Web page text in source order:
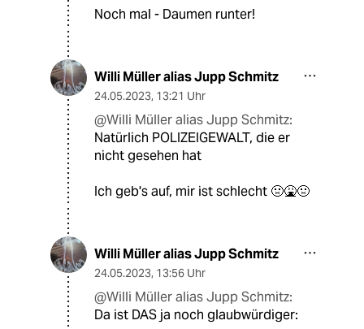
Noch mal - Daumen runter!
Willi Müller alias Jupp Schmitz
24.05.2023, 13:21 Uhr
@Willi Müller alias Jupp Schmitz:
Natürlich POLIZEIGEWALT, die er
nicht gesehen hat
Ich geb's auf, mir ist schlecht 🤢🤮🤢
Willi Müller alias Jupp Schmitz
24.05.2023, 13:56 Uhr
@Willi Müller alias Jupp Schmitz:
Da ist DAS ja noch glaubwürdiger: